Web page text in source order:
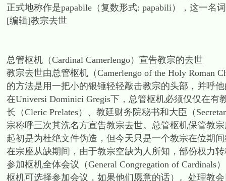
正式地称作是papabile（复数形式: papabili），这一名
[编辑]教宗去世
总管枢机（Cardinal Camerlengo）宣告教宗的去世
教宗去世由总管枢机（Camerlengo of the Holy Roman
的方法是用一把小的银锤轻轻敲击教宗的头部，并呼
在Universi Dominici Gregis下，总管枢机必须仅仅在有
长（Cleric Prelates）、教廷财务院秘书和大臣（
宗称呼三次其洗名方宣告教宗去世。总管枢机保管教
起初是为杜绝文件伪造，但今天只是一个教宗在位期
在宗座从缺期间，由于教宗空缺为人所知，部份权力
参加枢机全体会议（General Congregation of
枢机可选择参加会议，如果他们愿意的话）。处理教